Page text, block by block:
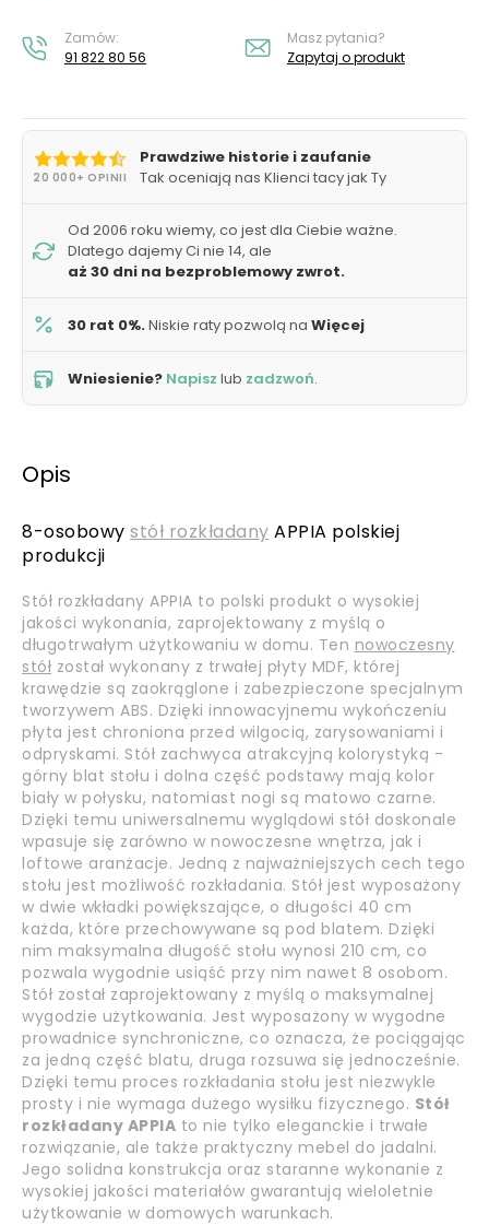
Zamów:
91 822 80 56
Masz pytania?
Zapytaj o produkt
20 000+ OPINII
Prawdziwe historie i zaufanie
Tak oceniają nas Klienci tacy jak Ty
Od 2006 roku wiemy, co jest dla Ciebie ważne.
Dlatego dajemy Ci nie 14, ale
aż 30 dni na bezproblemowy zwrot.
30 rat 0%.Niskie raty pozwolą na Więcej
Wniesienie? Napisz lub zadzwoń.
Opis
8-osobowy stół rozkładany APPIA polskiej
produkcji
Stół rozkładany APPIA to polski produkt o wysokiej
jakości wykonania, zaprojektowany z myślą o
długotrwałym użytkowaniu w domu. Ten nowoczesny
stół został wykonany z trwałej płyty MDF, której
krawędzie są zaokrąglone i zabezpieczone specjalnym
tworzywem ABS. Dzięki innowacyjnemu wykończeniu
płyta jest chroniona przed wilgocią, zarysowaniami i
odpryskami. Stół zachwyca atrakcyjną kolorystyką -
górny blat stołu i dolna część podstawy mają kolor
biały w połysku, natomiast nogi są matowo czarne.
Dzięki temu uniwersalnemu wyglądowi stół doskonale
wpasuje się zarówno w nowoczesne wnętrza, jak i
loftowe aranżacje. Jedną z najważniejszych cech tego
stołu jest możliwość rozkładania. Stół jest wyposażony
w dwie wkładki powiększające, o długości 40 cm
każda, które przechowywane są pod blatem. Dzięki
nim maksymalna długość stołu wynosi 210 cm, co
pozwala wygodnie usiąść przy nim nawet 8 osobom.
Stół został zaprojektowany z myślą o maksymalnej
wygodzie użytkowania. Jest wyposażony w wygodne
prowadnice synchroniczne, co oznacza, że pociągając
za jedną część blatu, druga rozsuwa się jednocześnie.
Dzięki temu proces rozkładania stołu jest niezwykle
prosty i nie wymaga dużego wysiłku fizycznego. Stół
rozkładany APPIA to nie tylko eleganckie i trwałe
rozwiązanie, ale także praktyczny mebel do jadalni.
Jego solidna konstrukcja oraz staranne wykonanie z
wysokiej jakości materiałów gwarantują wieloletnie
użytkowanie w domowych warunkach.